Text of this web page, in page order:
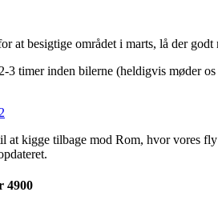
at besigtige området i marts, lå der
3 timer inden bilerne (heldigvis møder
at kigge tilbage mod Rom, hvor vores
4900